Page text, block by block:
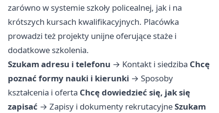
zarówno w systemie szkoły policealnej, jak i na
krótszych kursach kwalifikacyjnych. Placówka
prowadzi też projekty unijne oferujące staże i
dodatkowe szkolenia.
Szukam adresu i telefonu → Kontakt i siedziba Chcę
poznać formy nauki i kierunki → Sposoby
kształcenia i oferta Chcę dowiedzieć się, jak się
zapisać → Zapisy i dokumenty rekrutacyjneSzukam